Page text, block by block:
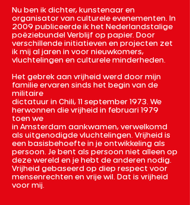
Nu ben ik dichter, kunstenaar en
organisator van culturele evenementen. In
2009 publiceerde ik het Nederlandstalige
poëziebundel Verblijf op papier. Door
verschillende initiatieven en projecten zet
ik mij al jaren in voor nieuwkomers,
vluchtelingen en culturele minderheden.
Het gebrek aan vrijheid werd door mijn
familie ervaren sinds het begin van de
militaire
dictatuur in Chili, 11 september 1973. We
herwonnen die vrijheid in februari 1979
toen we
in Amsterdam aankwamen, verwelkomd
als uitgenodigde vluchtelingen. Vrijheid is
een basisbehoefte in je ontwikkeling als
persoon. Je bent als persoon niet alleen op
deze wereld en je hebt de anderen nodig.
Vrijheid gebaseerd op diep respect voor
mensenrechten en vrije wil. Dat is vrijheid
voor mij.